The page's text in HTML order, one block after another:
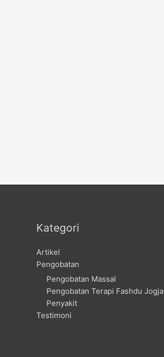
Kategori
Artikel
Pengobatan
Pengobatan Massal
Pengobatan Terapi Fashdu Jogja
Penyakit
Testimoni